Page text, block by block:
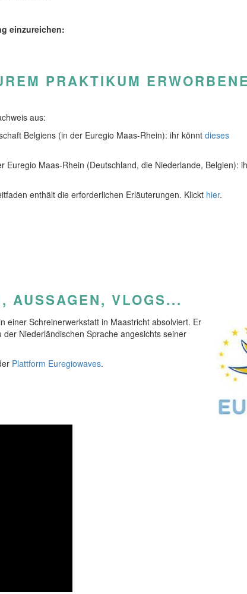
einzureichen:
PRAKTIKUM
aus:
Belgiens (in der Euregio Maas-Rhein): ihr könnt dieses
Maas-Rhein (Deutschland, die Niederlande, Belgien):
enthält die erforderlichen Erläuterungen. Klickt hier.
AUSSAGEN, VLOGS...
einer Schreinerwerkstatt in Maastricht absolviert. Er
Niederländischen Sprache angesichts seiner
Plattform Euregiowaves.